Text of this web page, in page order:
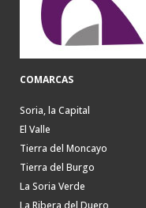
COMARCAS
Soria, la Capital
El Valle
Tierra del Moncayo
Tierra del Burgo
La Soria Verde